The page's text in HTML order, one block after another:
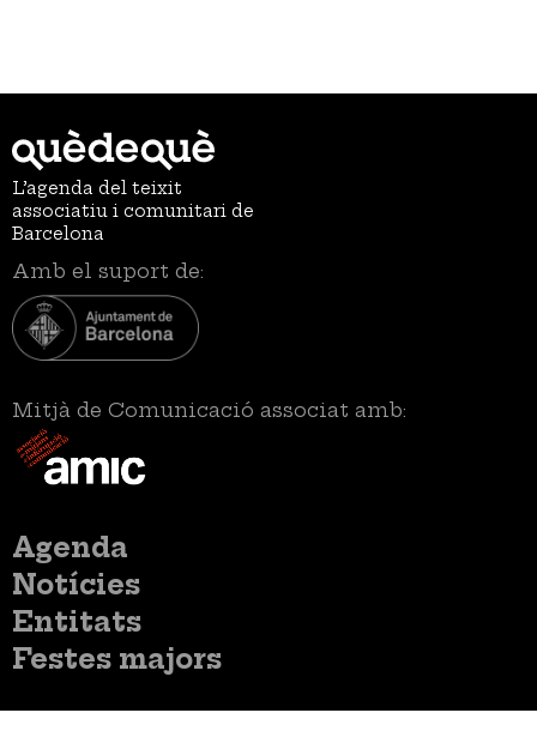
L’agenda del teixit
associatiu i comunitari de
Barcelona
Amb el suport de:
Mitjà de Comunicació associat amb:
Menú
principal
Agenda
Notícies
Entitats
Festes majors